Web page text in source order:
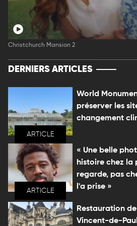
Christchurch Mansion 2
DERNIERS ARTICLES
ARTICLE
World
préserver les
changement
ARTICLE
« Une belle
histoire chez la
regarde, pas
l'a prise »
Restauration
Vincent-de-